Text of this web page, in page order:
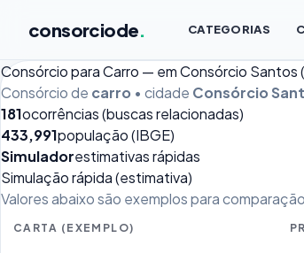
consorciode. CATEGORIAS
Consórcio para Carro — em Consórcio Santos
Consórcio de carro • cidade Consórcio
181ocorrências (buscas relacionadas)
433,991população (IBGE)
Simuladorestimativas rápidas
Simulação rápida (estimativa)
Valores abaixo são exemplos para
CARTA (EXEMPLO)